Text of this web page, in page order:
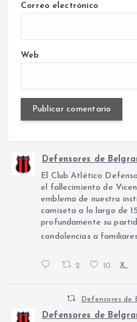
Correo electrónico
Web
Defensores de
El Club Atlético
el fallecimiento de
emblema de nuestra
camiseta a lo largo de
profundamente su
condolencias a
2 10 X
Defensores de
Defensores de